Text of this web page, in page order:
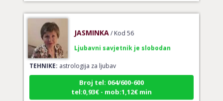
TEHNIKE:astrologija za ljubav
Broj tel: 064/600-600
tel:0,93€ - mob:1,12€ min